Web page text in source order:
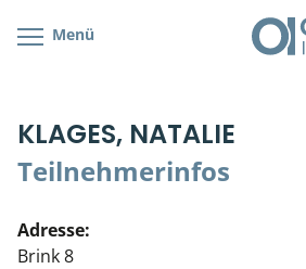
Menü
KLAGES, NATALIE
Teilnehmerinfos
Adresse:
Brink 8
Cranial/Neurale Osteopathie
Parietale Osteopathie
Viszerale Osteopathie
Bonus-Programm
Veranstaltungsticket DB
Wissenswertes
Teilnehmerliste
Stellenbörse
Soziales Engagement